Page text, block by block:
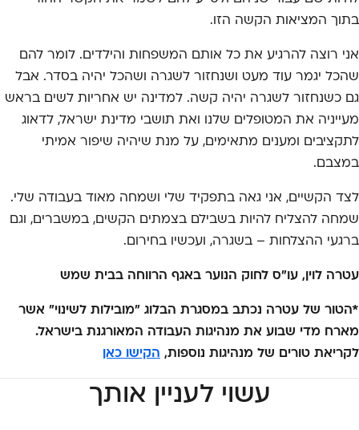
בתוך המציאות הקשה הזו.
אני רוצה להרגיע את כל אותם המשפחות והילדים. לומר להם
שהכל יגמר עוד מעט ושנחזור לשגרה ושהכל יהיה בסדר. אבל
גם כשנחזור לשגרה יהיה קשה. למדינה יש אחריות לשים בראש
מעייניה את המטופלים שלנו ואת תושבי מדינת ישראל, לדאוג
לתקציבים ומענים מתאימים, על מנת שיהיה שיפור אמיתי
במצבם.
לצד הקשיים, אני גאה בתפקיד שלי ושמחה מאוד בעבודה שלי.
שמחה להצליח להיות בשבילם בצמתים הקשים, במשברים, וגם
ברגעי ההצלחות – בשגרה, ועכשיו בחירום.
עטרה לוין, עו"ס לחוק הנוער באגף הרווחה בבית שמש
*הטור של עטרה נכתב במסגרת הבלוג "מובילות לשינוי" אשר
מארח מדי שבוע את מנהיגות העבודה המאורגנת בישראל.
לקריאת טורים של מנהיגות נוספות, הקישו כאן
עשוי לעניין אותך